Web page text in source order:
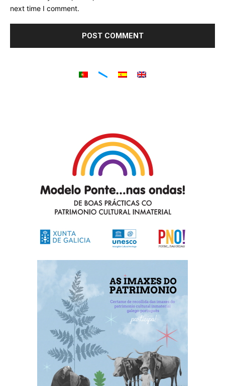
next time I comment.